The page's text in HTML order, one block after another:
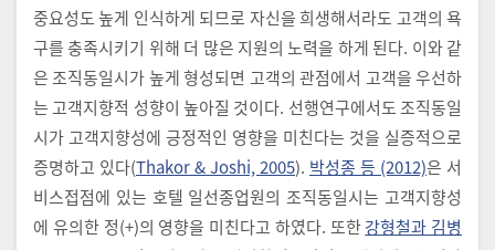
중요성도 높게 인식하게 되므로 자신을 희생해서라도 고객의 욕
구를 충족시키기 위해 더 많은 지원의 노력을 하게 된다. 이와 같
은 조직동일시가 높게 형성되면 고객의 관점에서 고객을 우선하
는 고객지향적 성향이 높아질 것이다. 선행연구에서도 조직동일
시가 고객지향성에 긍정적인 영향을 미친다는 것을 실증적으로
증명하고 있다(Thakor & Joshi, 2005). 박성종 등 (2012)은 서
비스접점에 있는 호텔 일선종업원의 조직동일시는 고객지향성
에 유의한 정(+)의 영향을 미친다고 하였다. 또한강형철과 김병